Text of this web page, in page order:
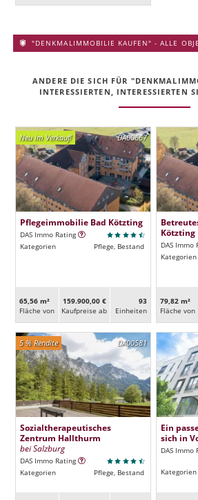
"DENKMALIMMOBILIE KAUFEN" - ALLE
ANDERE DIE SICH FÜR
INTERESSIERTEN, INTERESSIERTEN
DA00667
Neu im Verkauf!
Pflegeimmobilie Bad Kötzting
DAS Immo Rating
Kategorien
Pflege, Bestand
65,56 m²
Fläche von
159.900,00 €
Kaufpreise ab
93
Ein­heiten
Kötzting
DAS Immo
Kategorien
79,82 m²
Fläche von
DA00581
5 % Rendite
Sozialtherapeutisches
Zentrum Hallthurm
bei Salzburg
DAS Immo Rating
Kategorien
Pflege, Bestand
Ein
sich in
DAS Immo
Kategorien